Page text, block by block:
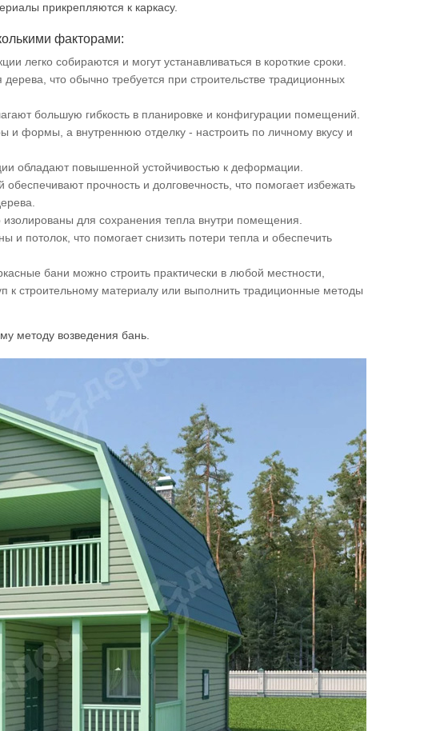
прикрепляются к каркасу.
факторами:
легко собираются и могут устанавливаться в короткие сроки.
что обычно требуется при строительстве традиционных
большую гибкость в планировке и конфигурации помещений.
и формы, а внутреннюю отделку - настроить по личному вкусу и
обладают повышенной устойчивостью к деформации.
прочность и долговечность, что помогает избежать
для сохранения тепла внутри помещения.
и потолок, что помогает снизить потери тепла и обеспечить
бани можно строить практически в любой местности,
к строительному материалу или выполнить традиционные методы
методу возведения бань.